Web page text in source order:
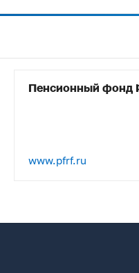
Пенсионный фонд
www.pfrf.ru